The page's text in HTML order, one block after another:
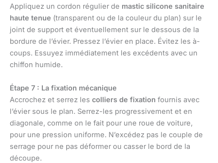
Appliquez un cordon régulier de mastic silicone sanitaire
haute tenue (transparent ou de la couleur du plan) sur le
joint de support et éventuellement sur le dessous de la
bordure de l’évier. Pressez l’évier en place. Évitez les à-
coups. Essuyez immédiatement les excédents avec un
chiffon humide.
Étape 7 : La fixation mécanique
Accrochez et serrez les colliers de fixation fournis avec
l’évier sous le plan. Serrez-les progressivement et en
diagonale, comme on le fait pour une roue de voiture,
pour une pression uniforme. N’excédez pas le couple de
serrage pour ne pas déformer ou casser le bord de la
découpe.